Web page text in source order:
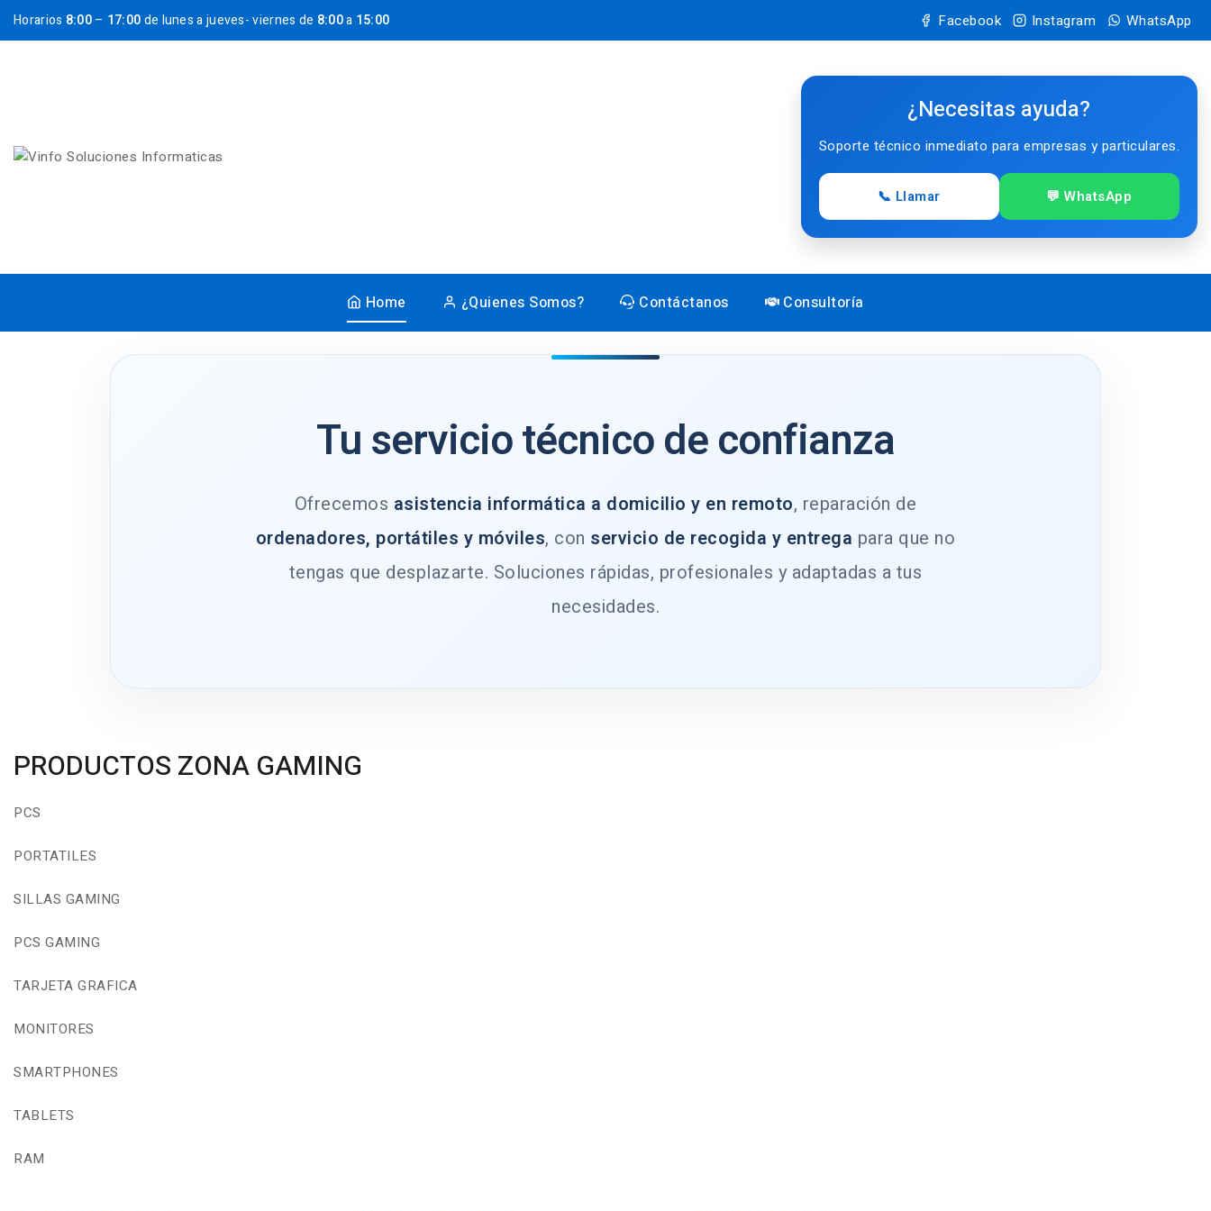
Horarios 8:00– 17:00de lunes a jueves- viernes de 8:00a 15:00 Facebook Instagram WhatsApp
¿Necesitas ayuda?
Soporte técnico inmediato para empresas y particulares.
📞 Llamar 💬 WhatsApp
Home ¿Quienes Somos? Contáctanos Consultoría
Tu servicio técnico de confianza
Ofrecemos asistencia informática a domicilio y en remoto, reparación de
ordenadores, portátiles y móviles, con servicio de recogida y entrega para que no
tengas que desplazarte. Soluciones rápidas, profesionales y adaptadas a tus
necesidades.
PRODUCTOS ZONA GAMING
PCS
PORTATILES
SILLAS GAMING
PCS GAMING
TARJETA GRAFICA
MONITORES
SMARTPHONES
TABLETS
RAM